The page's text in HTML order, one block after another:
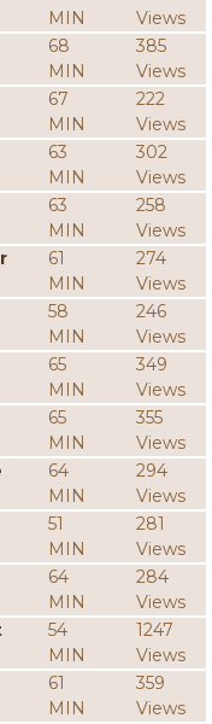
MIN
Views
68
MIN
385
Views
67
MIN
222
Views
63
MIN
302
Views
63
MIN
258
Views
61
MIN
274
Views
58
MIN
246
Views
65
MIN
349
Views
65
MIN
355
Views
64
MIN
294
Views
51
MIN
281
Views
64
MIN
284
Views
54
MIN
1247
Views
61
MIN
359
Views